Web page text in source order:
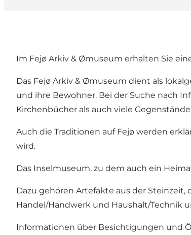
Im Fejø Arkiv & Ømuseum erhalten Sie
Das Fejø Arkiv & Ømuseum dient als
und ihre Bewohner. Bei der Suche nach
Kirchenbücher als auch viele
Auch die Traditionen auf Fejø werden
wird.
Das Inselmuseum, zu dem auch ein
Dazu gehören Artefakte aus der
Handel/Handwerk und Haushalt/Technik
Informationen über Besichtigungen und